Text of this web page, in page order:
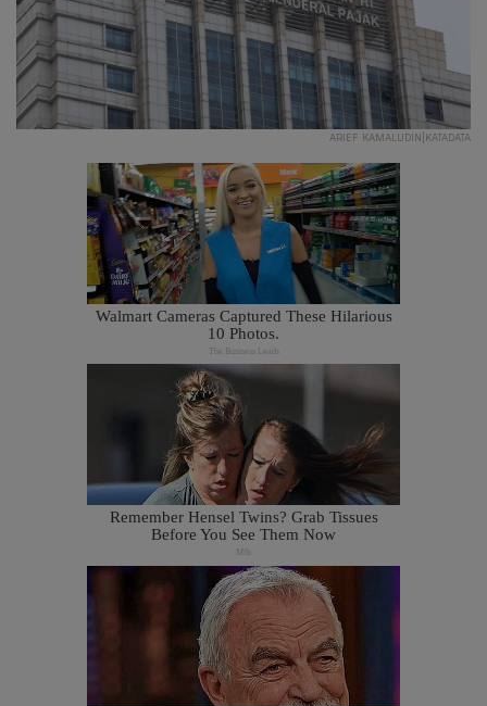
ARIEF KAMALUDIN|KATADATA